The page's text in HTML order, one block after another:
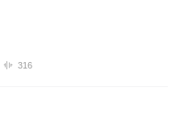
，可惜只有5星
世界😂🌚
316